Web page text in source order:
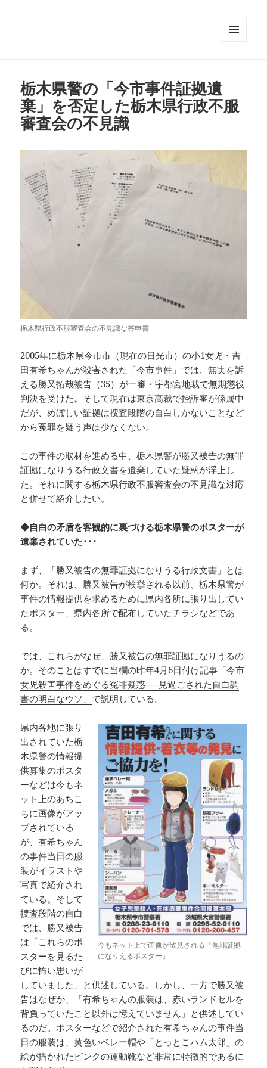
栃木県警の「今市事件証拠遺
棄」を否定した栃木県行政不服
審査会の不見識
栃木県行政不服審査会の不見識な答申書
2005年に栃木県今市市（現在の日光市）の小1女児・吉
田有希ちゃんが殺害された「今市事件」では、無実を訴
える勝又拓哉被告（35）が一審・宇都宮地裁で無期懲役
判決を受けた。そして現在は東京高裁で控訴審が係属中
だが、めぼしい証拠は捜査段階の自白しかないことなど
から冤罪を疑う声は少なくない。
この事件の取材を進める中、栃木県警が勝又被告の無罪
証拠になりうる行政文書を遺棄していた疑惑が浮上し
た。それに関する栃木県行政不服審査会の不見識な対応
と併せて紹介したい。
◆自白の矛盾を客観的に裏づける栃木県警のポスターが
遺棄されていた･･･
まず、「勝又被告の無罪証拠になりうる行政文書」とは
何か。それは、勝又被告が検挙される以前、栃木県警が
事件の情報提供を求めるために県内各所に張り出してい
たポスター、県内各所で配布していたチラシなどであ
る。
では、これらがなぜ、勝又被告の無罪証拠になりうるの
か。そのことはすでに当欄の昨年4月6日付け記事「今市
女児殺害事件をめぐる冤罪疑惑──見過ごされた自白調
書の明白なウソ」 で説明している。
今もネット上で画像が散見される「無罪証拠
になりえるポスター」
県内各地に張り
出されていた栃
木県警の情報提
供募集のポスタ
ーなどは今もネ
ット上のあちこ
ちに画像がアッ
プされている
が、有希ちゃん
の事件当日の服
装がイラストや
写真で紹介され
ている。そして
捜査段階の自白
では、勝又被告
は「これらのポ
スターを見るた
びに怖い思いが
していました」と供述している。しかし、一方で勝又被
告はなぜか、「有希ちゃんの服装は、赤いランドセルを
背負っていたこと以外は憶えていません」と供述してい
るのだ。ポスターなどで紹介された有希ちゃんの事件当
日の服装は、黄色いベレー帽や「とっとこハム太郎」の
絵が描かれたピンクの運動靴など非常に特徴的であるに